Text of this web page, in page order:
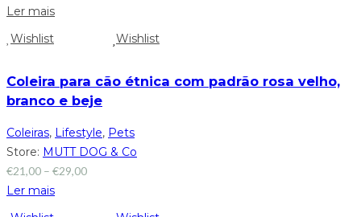
Ler mais
Wishlist
Wishlist
Coleira para cão étnica com padrão rosa velho,
branco e beje
Coleiras, Lifestyle, Pets
Store: MUTT DOG & Co
€21,00 – €29,00
Ler mais